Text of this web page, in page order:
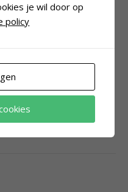
verkeerd? Ben
lukt, laat het me weten
je wil door op
policy